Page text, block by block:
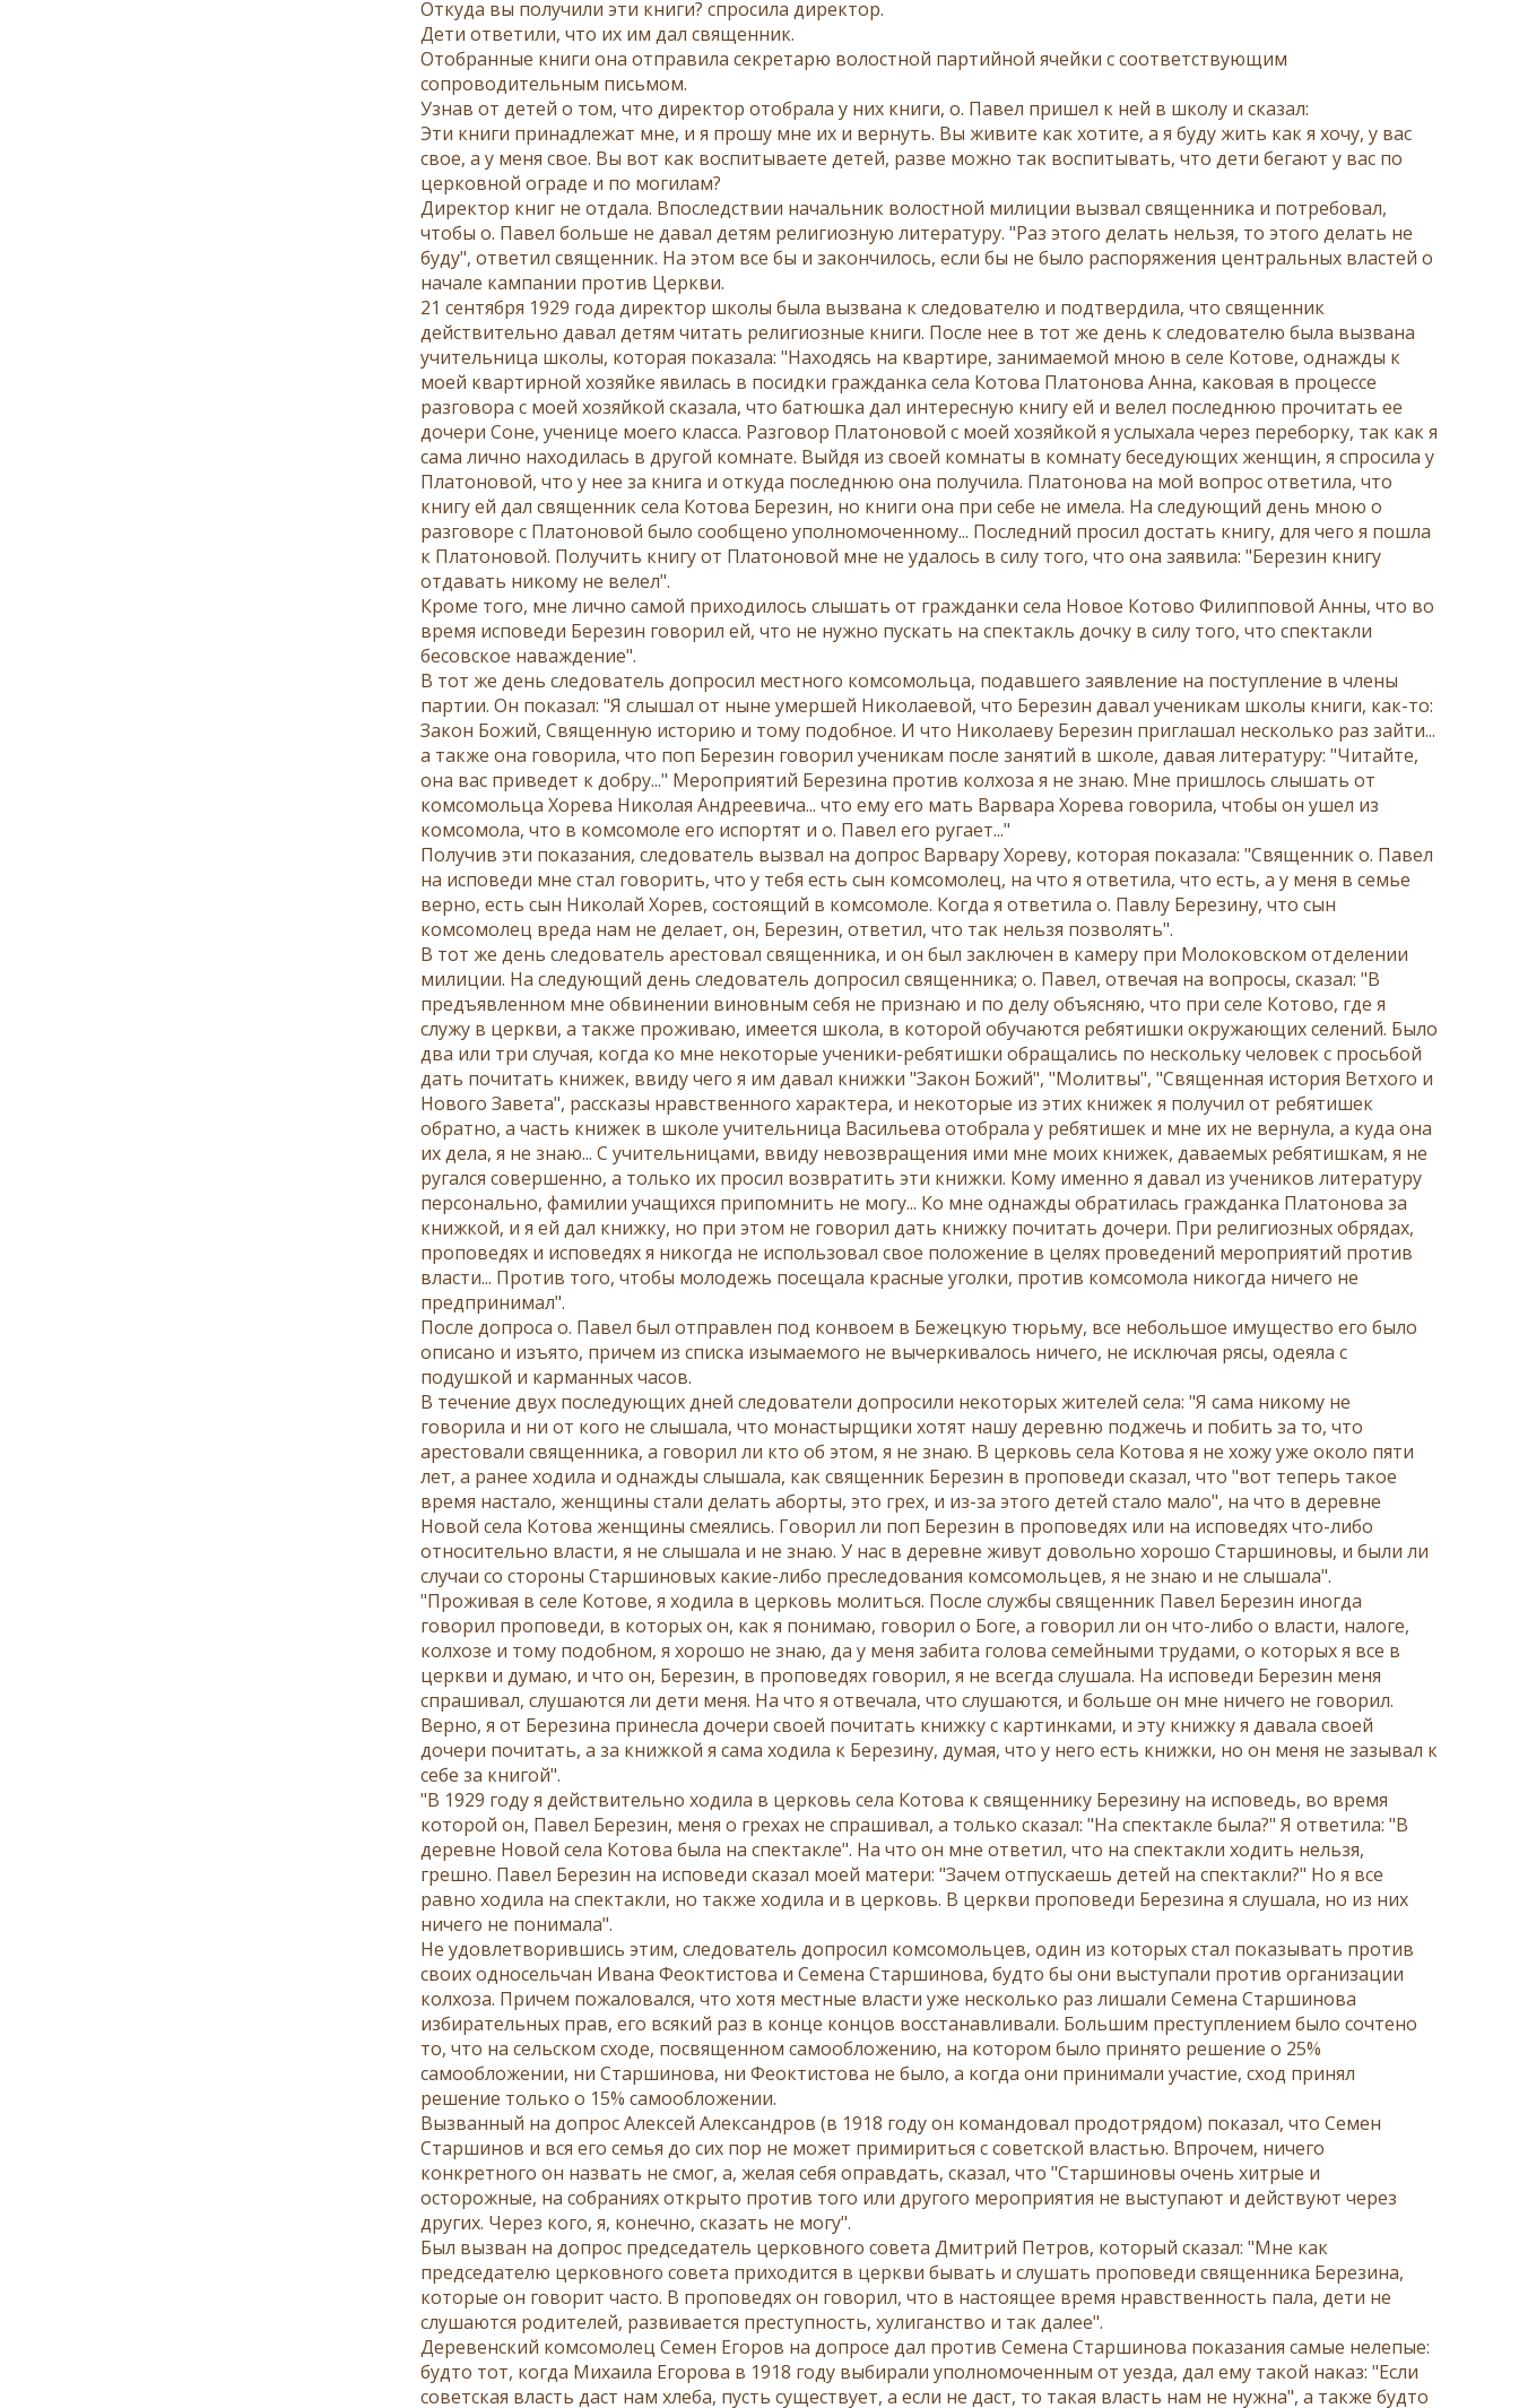
Откуда вы получили эти книги? спросила директор.
Дети ответили, что их им дал священник.
Отобранные книги она отправила секретарю волостной партийной ячейки с соответствующим
сопроводительным письмом.
Узнав от детей о том, что директор отобрала у них книги, о. Павел пришел к ней в школу и сказал:
Эти книги принадлежат мне, и я прошу мне их и вернуть. Вы живите как хотите, а я буду жить как я хочу, у вас
свое, а у меня свое. Вы вот как воспитываете детей, разве можно так воспитывать, что дети бегают у вас по
церковной ограде и по могилам?
Директор книг не отдала. Впоследствии начальник волостной милиции вызвал священника и потребовал,
чтобы о. Павел больше не давал детям религиозную литературу. "Раз этого делать нельзя, то этого делать не
буду", ответил священник. На этом все бы и закончилось, если бы не было распоряжения центральных властей о
начале кампании против Церкви.
21 сентября 1929 года директор школы была вызвана к следователю и подтвердила, что священник
действительно давал детям читать религиозные книги. После нее в тот же день к следователю была вызвана
учительница школы, которая показала: "Находясь на квартире, занимаемой мною в селе Котове, однажды к
моей квартирной хозяйке явилась в посидки гражданка села Котова Платонова Анна, каковая в процессе
разговора с моей хозяйкой сказала, что батюшка дал интересную книгу ей и велел последнюю прочитать ее
дочери Соне, ученице моего класса. Разговор Платоновой с моей хозяйкой я услыхала через переборку, так как я
сама лично находилась в другой комнате. Выйдя из своей комнаты в комнату беседующих женщин, я спросила у
Платоновой, что у нее за книга и откуда последнюю она получила. Платонова на мой вопрос ответила, что
книгу ей дал священник села Котова Березин, но книги она при себе не имела. На следующий день мною о
разговоре с Платоновой было сообщено уполномоченному... Последний просил достать книгу, для чего я пошла
к Платоновой. Получить книгу от Платоновой мне не удалось в силу того, что она заявила: "Березин книгу
отдавать никому не велел".
Кроме того, мне лично самой приходилось слышать от гражданки села Новое Котово Филипповой Анны, что во
время исповеди Березин говорил ей, что не нужно пускать на спектакль дочку в силу того, что спектакли
бесовское наваждение".
В тот же день следователь допросил местного комсомольца, подавшего заявление на поступление в члены
партии. Он показал: "Я слышал от ныне умершей Николаевой, что Березин давал ученикам школы книги, как-то:
Закон Божий, Священную историю и тому подобное. И что Николаеву Березин приглашал несколько раз зайти...
а также она говорила, что поп Березин говорил ученикам после занятий в школе, давая литературу: "Читайте,
она вас приведет к добру..." Мероприятий Березина против колхоза я не знаю. Мне пришлось слышать от
комсомольца Хорева Николая Андреевича... что ему его мать Варвара Хорева говорила, чтобы он ушел из
комсомола, что в комсомоле его испортят и о. Павел его ругает..."
Получив эти показания, следователь вызвал на допрос Варвару Хореву, которая показала: "Священник о. Павел
на исповеди мне стал говорить, что у тебя есть сын комсомолец, на что я ответила, что есть, а у меня в семье
верно, есть сын Николай Хорев, состоящий в комсомоле. Когда я ответила о. Павлу Березину, что сын
комсомолец вреда нам не делает, он, Березин, ответил, что так нельзя позволять".
В тот же день следователь арестовал священника, и он был заключен в камеру при Молоковском отделении
милиции. На следующий день следователь допросил священника; о. Павел, отвечая на вопросы, сказал: "В
предъявленном мне обвинении виновным себя не признаю и по делу объясняю, что при селе Котово, где я
служу в церкви, а также проживаю, имеется школа, в которой обучаются ребятишки окружающих селений. Было
два или три случая, когда ко мне некоторые ученики-ребятишки обращались по нескольку человек с просьбой
дать почитать книжек, ввиду чего я им давал книжки "Закон Божий", "Молитвы", "Священная история Ветхого и
Нового Завета", рассказы нравственного характера, и некоторые из этих книжек я получил от ребятишек
обратно, а часть книжек в школе учительница Васильева отобрала у ребятишек и мне их не вернула, а куда она
их дела, я не знаю... С учительницами, ввиду невозвращения ими мне моих книжек, даваемых ребятишкам, я не
ругался совершенно, а только их просил возвратить эти книжки. Кому именно я давал из учеников литературу
персонально, фамилии учащихся припомнить не могу... Ко мне однажды обратилась гражданка Платонова за
книжкой, и я ей дал книжку, но при этом не говорил дать книжку почитать дочери. При религиозных обрядах,
проповедях и исповедях я никогда не использовал свое положение в целях проведений мероприятий против
власти... Против того, чтобы молодежь посещала красные уголки, против комсомола никогда ничего не
предпринимал".
После допроса о. Павел был отправлен под конвоем в Бежецкую тюрьму, все небольшое имущество его было
описано и изъято, причем из списка изымаемого не вычеркивалось ничего, не исключая рясы, одеяла с
подушкой и карманных часов.
В течение двух последующих дней следователи допросили некоторых жителей села: "Я сама никому не
говорила и ни от кого не слышала, что монастырщики хотят нашу деревню поджечь и побить за то, что
арестовали священника, а говорил ли кто об этом, я не знаю. В церковь села Котова я не хожу уже около пяти
лет, а ранее ходила и однажды слышала, как священник Березин в проповеди сказал, что "вот теперь такое
время настало, женщины стали делать аборты, это грех, и из-за этого детей стало мало", на что в деревне
Новой села Котова женщины смеялись. Говорил ли поп Березин в проповедях или на исповедях что-либо
относительно власти, я не слышала и не знаю. У нас в деревне живут довольно хорошо Старшиновы, и были ли
случаи со стороны Старшиновых какие-либо преследования комсомольцев, я не знаю и не слышала".
"Проживая в селе Котове, я ходила в церковь молиться. После службы священник Павел Березин иногда
говорил проповеди, в которых он, как я понимаю, говорил о Боге, а говорил ли он что-либо о власти, налоге,
колхозе и тому подобном, я хорошо не знаю, да у меня забита голова семейными трудами, о которых я все в
церкви и думаю, и что он, Березин, в проповедях говорил, я не всегда слушала. На исповеди Березин меня
спрашивал, слушаются ли дети меня. На что я отвечала, что слушаются, и больше он мне ничего не говорил.
Верно, я от Березина принесла дочери своей почитать книжку с картинками, и эту книжку я давала своей
дочери почитать, а за книжкой я сама ходила к Березину, думая, что у него есть книжки, но он меня не зазывал к
себе за книгой".
"В 1929 году я действительно ходила в церковь села Котова к священнику Березину на исповедь, во время
которой он, Павел Березин, меня о грехах не спрашивал, а только сказал: "На спектакле была?" Я ответила: "В
деревне Новой села Котова была на спектакле". На что он мне ответил, что на спектакли ходить нельзя,
грешно. Павел Березин на исповеди сказал моей матери: "Зачем отпускаешь детей на спектакли?" Но я все
равно ходила на спектакли, но также ходила и в церковь. В церкви проповеди Березина я слушала, но из них
ничего не понимала".
Не удовлетворившись этим, следователь допросил комсомольцев, один из которых стал показывать против
своих односельчан Ивана Феоктистова и Семена Старшинова, будто бы они выступали против организации
колхоза. Причем пожаловался, что хотя местные власти уже несколько раз лишали Семена Старшинова
избирательных прав, его всякий раз в конце концов восстанавливали. Большим преступлением было сочтено
то, что на сельском сходе, посвященном самообложению, на котором было принято решение о 25%
самообложении, ни Старшинова, ни Феоктистова не было, а когда они принимали участие, сход принял
решение только о 15% самообложении.
Вызванный на допрос Алексей Александров (в 1918 году он командовал продотрядом) показал, что Семен
Старшинов и вся его семья до сих пор не может примириться с советской властью. Впрочем, ничего
конкретного он назвать не смог, а, желая себя оправдать, сказал, что "Старшиновы очень хитрые и
осторожные, на собраниях открыто против того или другого мероприятия не выступают и действуют через
других. Через кого, я, конечно, сказать не могу".
Был вызван на допрос председатель церковного совета Дмитрий Петров, который сказал: "Мне как
председателю церковного совета приходится в церкви бывать и слушать проповеди священника Березина,
которые он говорит часто. В проповедях он говорил, что в настоящее время нравственность пала, дети не
слушаются родителей, развивается преступность, хулиганство и так далее".
Деревенский комсомолец Семен Егоров на допросе дал против Семена Старшинова показания самые нелепые:
будто тот, когда Михаила Егорова в 1918 году выбирали уполномоченным от уезда, дал ему такой наказ: "Если
советская власть даст нам хлеба, пусть существует, а если не даст, то такая власть нам не нужна", а также будто